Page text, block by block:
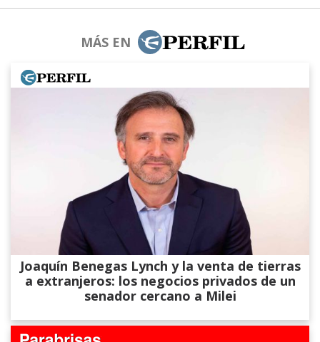
MÁS EN
Joaquín Benegas Lynch y la venta de tierras
a extranjeros: los negocios privados de un
senador cercano a Milei